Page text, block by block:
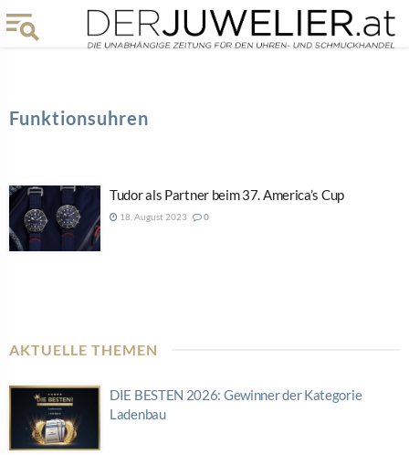
Funktionsuhren
Tudor als Partner beim 37. America’s Cup
18. August 2023 0
AKTUELLE THEMEN
DIE BESTEN 2026: Gewinner der Kategorie
Ladenbau